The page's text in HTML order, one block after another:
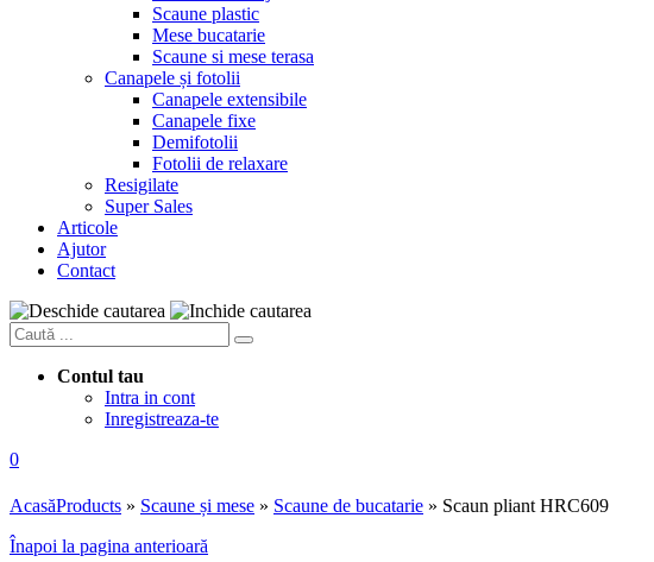
Scaune plastic
Mese bucatarie
Scaune si mese terasa
Canapele și fotolii
Canapele extensibile
Canapele fixe
Demifotolii
Fotolii de relaxare
Resigilate
Super Sales
Articole
Ajutor
Contact
Contul tau
Intra in cont
Inregistreaza-te
0
AcasăProducts » Scaune și mese » Scaune de bucatarie » Scaun pliant HRC609
Înapoi la pagina anterioară